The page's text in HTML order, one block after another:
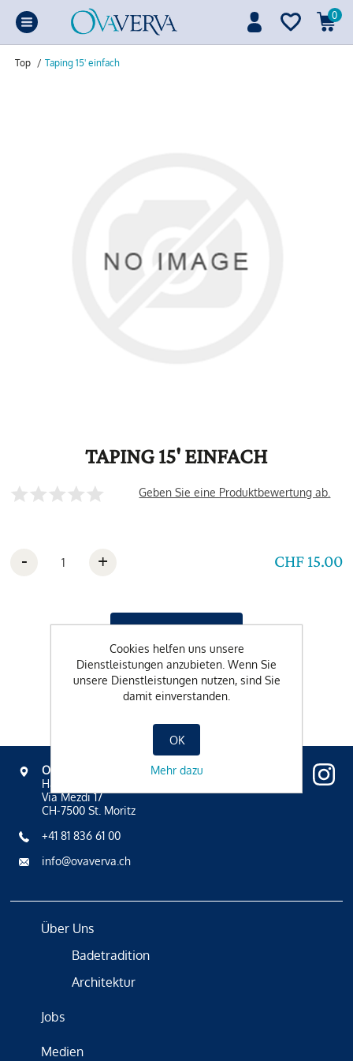
0
Top / Taping 15' einfach
TAPING 15' EINFACH
Geben Sie eine Produktbewertung ab.
CHF 15.00
- +
OVAVERVA
Hallenbad, Spa & Sportzentrum
Via Mezdi 17
CH-7500 St. Moritz
+41 81 836 61 00
info@ovaverva.ch
Über Uns
Badetradition
Architektur
Jobs
Medien
Cookies helfen uns unsere
Dienstleistungen anzubieten. Wenn Sie
unsere Dienstleistungen nutzen, sind Sie
damit einverstanden.
OK
Mehr dazu